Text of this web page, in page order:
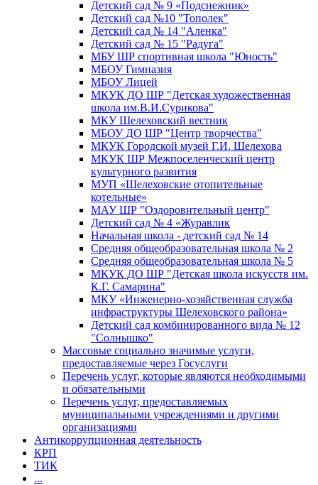
Детский сад № 9 «Подснежник»
Детский сад №10 "Тополек"
Детский сад № 14 "Аленка"
Детский сад № 15 "Радуга"
МБУ ШР спортивная школа "Юность"
МБОУ Гимназия
МБОУ Лицей
МКУК ДО ШР "Детская художественная
школа им.В.И.Сурикова"
МКУ Шелеховский вестник
МБОУ ДО ШР "Центр творчества"
МКУК Городской музей Г.И. Шелехова
МКУК ШР Межпоселенческий центр
культурного развития
МУП «Шелеховские отопительные
котельные»
МАУ ШР "Оздоровительный центр"
Детский сад № 4 «Журавлик
Начальная школа - детский сад № 14
Средняя общеобразовательная школа № 2
Средняя общеобразовательная школа № 5
МКУК ДО ШР "Детская школа искусств им.
К.Г. Самарина"
МКУ «Инженерно-хозяйственная служба
инфраструктуры Шелеховского района»
Детский сад комбинированного вида № 12
"Солнышко"
Массовые социально значимые услуги,
предоставляемые через Госуслуги
Перечень услуг, которые являются необходимыми
и обязательными
Перечень услуг, предоставляемых
муниципальными учреждениями и другими
организациями
Антикоррупционная деятельность
КРП
ТИК
...